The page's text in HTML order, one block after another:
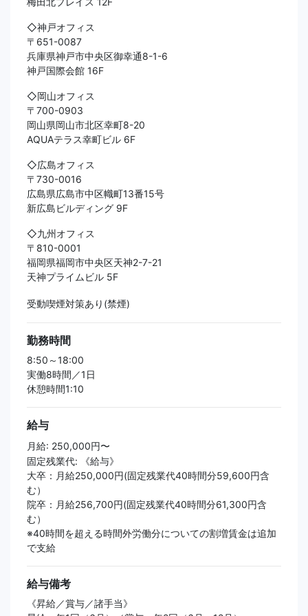
◇神戸オフィス
〒651-0087
兵庫県神戸市中央区御幸通8-1-6
神戸国際会館 16F
◇岡山オフィス
〒700-0903
岡山県岡山市北区幸町8-20
AQUAテラス幸町ビル 6F
◇広島オフィス
〒730-0016
広島県広島市中区幟町13番15号
新広島ビルディング 9F
◇九州オフィス
〒810-0001
福岡県福岡市中央区天神2-7-21
天神プライムビル 5F
受動喫煙対策あり(禁煙)
勤務時間
8:50～18:00
実働8時間／1日
休憩時間1:10
給与
月給: 250,000円〜
固定残業代: 《給与》
大卒：月給250,000円(固定残業代40時間分59,600円含
む）
院卒：月給256,700円(固定残業代40時間分61,300円含
む）
※40時間を超える時間外労働分についての割増賃金は追加
で支給
給与備考
《昇給／賞与／諸手当》